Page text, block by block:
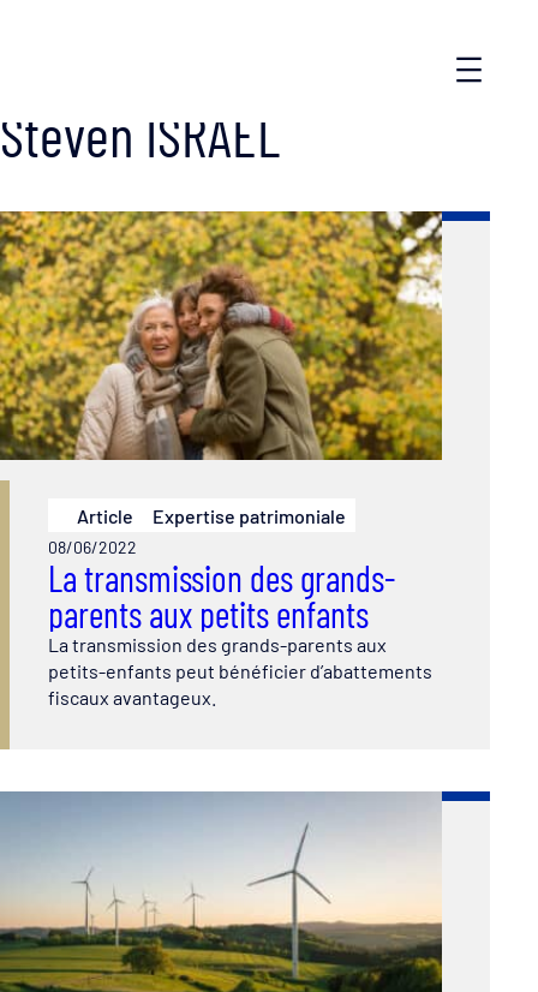
Steven ISRAEL
Article Expertise patrimoniale
08/06/2022
La transmission des grands-
parents aux petits enfants
La transmission des grands-parents aux
petits-enfants peut bénéficier d’abattements
fiscaux avantageux.